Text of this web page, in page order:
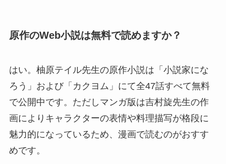
原作のWeb小説は無料で読めますか？
はい。柚原テイル先生の原作小説は「小説家にな
ろう」および「カクヨム」にて全47話すべて無料
で公開中です。ただしマンガ版は吉村旋先生の作
画によりキャラクターの表情や料理描写が格段に
魅力的になっているため、漫画で読むのがおすす
めです。